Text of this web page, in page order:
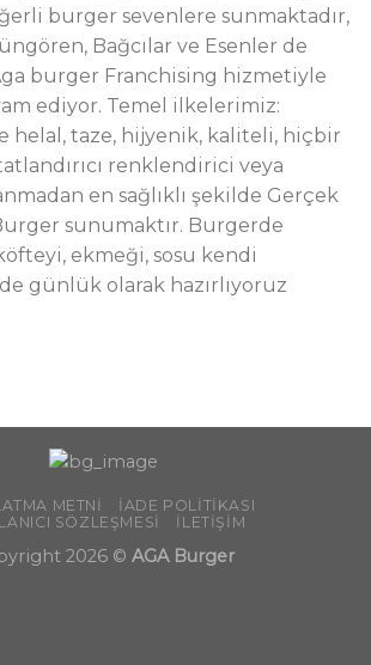
burger sevenlere sunmaktadır,
Bağcılar ve Esenler de
burger Franchising hizmetiyle
ediyor. Temel ilkelerimiz:
helal, taze, hijyenik, kaliteli, hiçbir
renklendirici veya
en sağlıklı şekilde Gerçek
sunumaktır. Burgerde
ekmeği, sosu kendi
günlük olarak hazırlıyoruz
METNI
İADE POLITIKASI
SÖZLEŞMESI
İLETIŞIM
2026 © AGA Burger